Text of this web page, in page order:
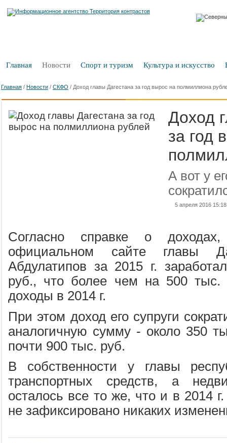
Главная Новости Спорт и туризм Культура и искусство
Главная / Новости / СКФО / Доход главы Дагестана за год вырос на полмиллиона
Доход
за год
А вот у
5 апреля 2016 15:18
Согласно справке о
официальном сайте главы
Абдулатипов за 2015 г.
руб., что более чем на 500 тыс.
доходы в 2014 г.
При этом доход его супруги
аналогичную сумму - около 350
почти 900 тыс. руб.
В собственности у главы
транспортных средств, а
осталось все то же, что и в 2014
не зафиксировано никаких